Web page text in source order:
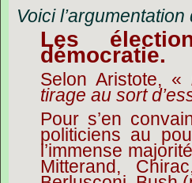
Voici
Les
démocratie.
Selon Aristote, «
tirage au sort
Pour s’en
politiciens au
l’immense
Mitterand,